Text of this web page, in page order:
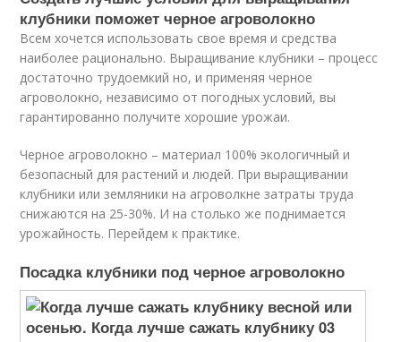
клубники поможет черное агроволокно
Всем хочется использовать свое время и средства
наиболее рационально. Выращивание клубники – процесс
достаточно трудоемкий но, и применяя черное
агроволокно, независимо от погодных условий, вы
гарантированно получите хорошие урожаи.
Черное агроволокно – материал 100% экологичный и
безопасный для растений и людей. При выращивании
клубники или земляники на агроволкне затраты труда
снижаются на 25-30%. И на столько же поднимается
урожайность. Перейдем к практике.
Посадка клубники под черное агроволокно